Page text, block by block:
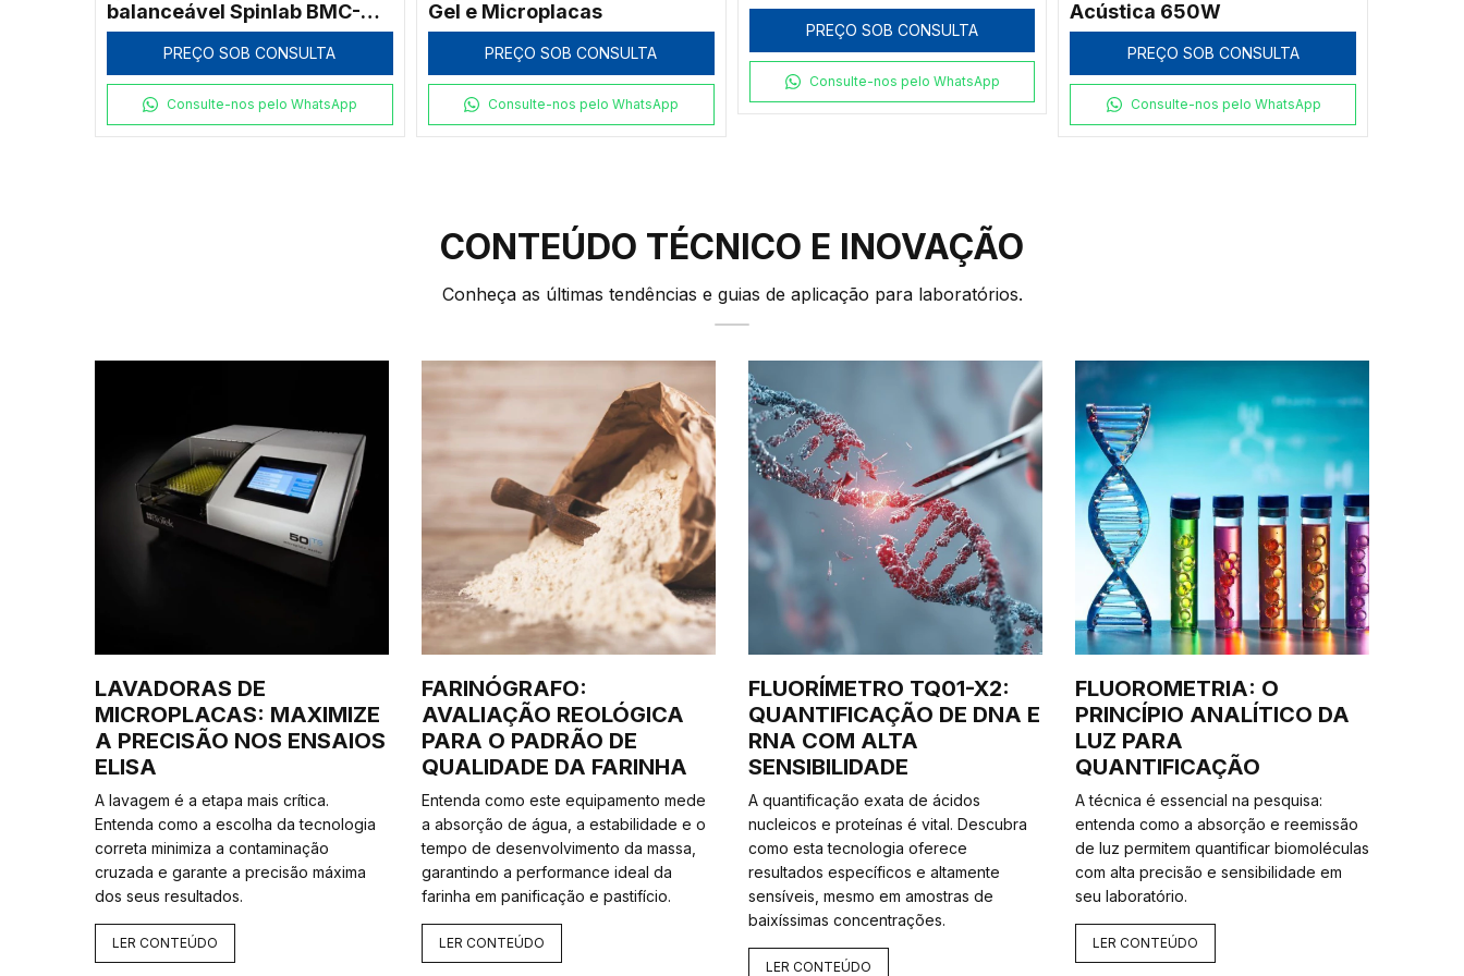
PREÇO SOB CONSULTA
Consulte-nos pelo WhatsApp
PREÇO SOB CONSULTA
Consulte-nos pelo WhatsApp
PREÇO SOB CONSULTA
Consulte-nos pelo WhatsApp
PREÇO SOB CONSULTA
Consulte-nos pelo WhatsApp
CONTEÚDO TÉCNICO E INOVAÇÃO
Conheça as últimas tendências e guias de aplicação para laboratórios.
LAVADORAS DE
MICROPLACAS: MAXIMIZE
A PRECISÃO NOS ENSAIOS
ELISA
A lavagem é a etapa mais crítica.
Entenda como a escolha da tecnologia
correta minimiza a contaminação
cruzada e garante a precisão máxima
dos seus resultados.
LER CONTEÚDO
FARINÓGRAFO:
AVALIAÇÃO REOLÓGICA
PARA O PADRÃO DE
QUALIDADE DA FARINHA
Entenda como este equipamento mede
a absorção de água, a estabilidade e o
tempo de desenvolvimento da massa,
garantindo a performance ideal da
farinha em panificação e pastifício.
LER CONTEÚDO
FLUORÍMETRO TQ01-X2:
QUANTIFICAÇÃO DE DNA E
RNA COM ALTA
SENSIBILIDADE
A quantificação exata de ácidos
nucleicos e proteínas é vital. Descubra
como esta tecnologia oferece
resultados específicos e altamente
sensíveis, mesmo em amostras de
baixíssimas concentrações.
LER CONTEÚDO
FLUOROMETRIA: O
PRINCÍPIO ANALÍTICO DA
LUZ PARA
QUANTIFICAÇÃO
A técnica é essencial na pesquisa:
entenda como a absorção e reemissão
de luz permitem quantificar biomoléculas
com alta precisão e sensibilidade em
seu laboratório.
LER CONTEÚDO